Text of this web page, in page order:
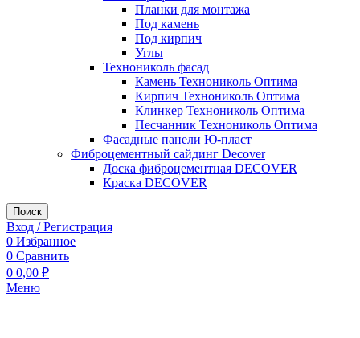
Планки для монтажа
Под камень
Под кирпич
Углы
Технониколь фасад
Камень Технониколь Оптима
Кирпич Технониколь Оптима
Клинкер Технониколь Оптима
Песчанник Технониколь Оптима
Фасадные панели Ю-пласт
Фиброцементный сайдинг Decover
Доска фиброцементная DECOVER
Краска DECOVER
Поиск
Вход / Регистрация
0 Избранное
0 Сравнить
0 0,00 ₽
Меню